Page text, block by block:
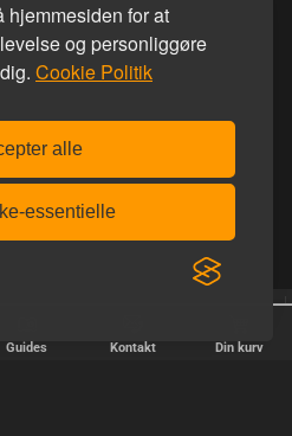
hjemmesiden for at
og personliggøre
Cookie Politik
alle
essentielle
Guides Kontakt Din kurv